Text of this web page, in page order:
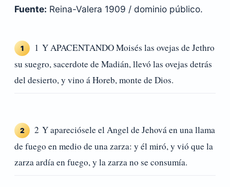
Fuente: Reina-Valera 1909 / dominio público.
1
1 Y APACENTANDO Moisés las ovejas de Jethro
su suegro, sacerdote de Madián, llevó las ovejas detrás
del desierto, y vino á Horeb, monte de Dios.
2
2 Y apareciósele el Angel de Jehová en una llama
de fuego en medio de una zarza: y él miró, y vió que la
zarza ardía en fuego, y la zarza no se consumía.